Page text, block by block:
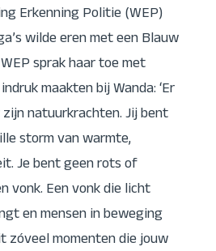
Erkenning Politie (WEP)
wilde eren met een Blauw
sprak haar toe met
maakten bij Wanda: ‘Er
zijn natuurkrachten. Jij bent
storm van warmte,
Je bent geen rots of
vonk. Een vonk die licht
en mensen in beweging
zóveel momenten die jouw